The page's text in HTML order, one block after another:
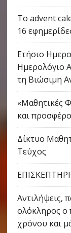
Το advent
16
Ετήσιο
Ημερολόγιο
τη Βιώσιμη
«Μαθητικές
και
Δίκτυο
Τεύχος
Αντιλήψεις,
ολόκληρος ο
χρόνου και